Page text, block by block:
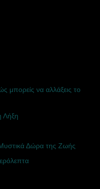
μπορείς να αλλάξεις το
Λήξη
Δώρα της Ζωής